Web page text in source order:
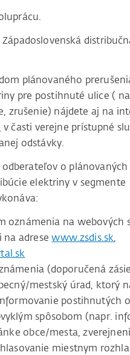
plánovaného
pre postihnuté ulice (
zrušenie) nájdete aj na
v časti verejne prístupné
odstávky.
o plánovaných
elektriny v segmente
oznámenia na webových
na adresewww.zsdis.sk,
(doporučená
mestský úrad, ktorý
postihnutých
spôsobom (napr.
obce/mesta,
miestnym